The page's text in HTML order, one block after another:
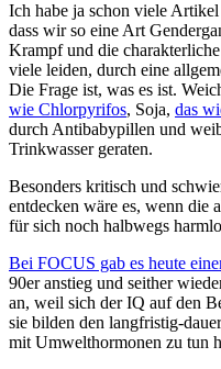
Ich habe ja schon viele
dass wir so eine Art
Krampf und die
viele leiden, durch eine
Die Frage ist, was es ist.
wie Chlorpyrifos, Soja, das
durch Antibabypillen und
Trinkwasser geraten.
Besonders kritisch und
entdecken wäre es, wenn die
für sich noch halbwegs
Bei FOCUS gab es heute
90er anstieg und seither
an, weil sich der IQ auf den
sie bilden den langfristig-
mit Umwelthormonen zu tun